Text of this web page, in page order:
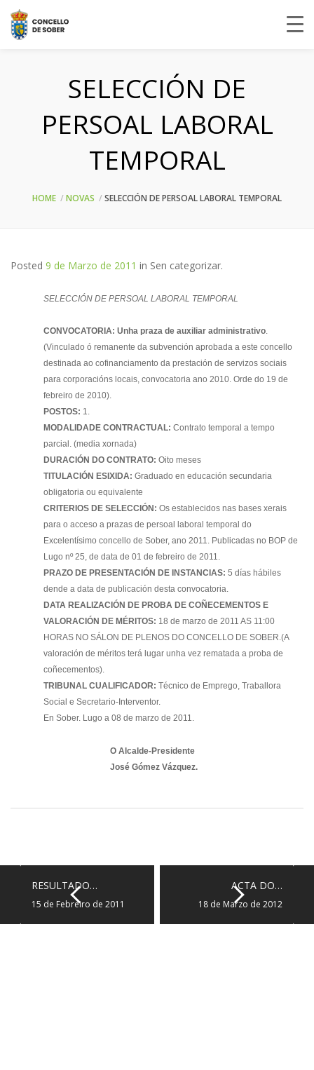
SELECCIÓN DE
PERSOAL LABORAL
TEMPORAL
HOME NOVAS SELECCIÓN DE PERSOAL LABORAL TEMPORAL
Posted 9 de Marzo de 2011 in Sen categorizar.
SELECCIÓN DE PERSOAL LABORAL TEMPORAL
CONVOCATORIA: Unha praza de auxiliar administrativo.
(Vinculado ó remanente da subvención aprobada a este concello
destinada ao cofinanciamento da prestación de servizos sociais
para corporacións locais, convocatoria ano 2010. Orde do 19 de
febreiro de 2010).
POSTOS: 1.
MODALIDADE CONTRACTUAL:Contrato temporal a tempo
parcial. (media xornada)
DURACIÓN DO CONTRATO:Oito meses
TITULACIÓN ESIXIDA:Graduado en educación secundaria
obligatoria ou equivalente
CRITERIOS DE SELECCIÓN:Os establecidos nas bases xerais
para o acceso a prazas de persoal laboral temporal do
Excelentísimo concello de Sober, ano 2011. Publicadas no BOP de
Lugo nº 25, de data de 01 de febreiro de 2011.
PRAZO DE PRESENTACIÓN DE INSTANCIAS: 5 días hábiles
dende a data de publicación desta convocatoria.
DATA REALIZACIÓN DE PROBA DE COÑECEMENTOS E
VALORACIÓN DE MÉRITOS: 18 de marzo de 2011 AS 11:00
HORAS NO SÁLON DE PLENOS DO CONCELLO DE SOBER.(A
valoración de méritos terá lugar unha vez rematada a proba de
coñecementos).
TRIBUNAL CUALIFICADOR:Técnico de Emprego, Traballora
Social e Secretario-Interventor.
En Sober. Lugo a 08 de marzo de 2011.
O Alcalde-Presidente
José Gómez Vázquez.
RESULTADO…
15 de Febreiro de 2011
ACTA DO…
18 de Marzo de 2012